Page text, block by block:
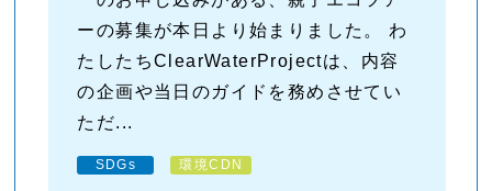
ーの募集が本日より始まりました。 わ
たしたちClearWaterProjectは、内容
の企画や当日のガイドを務めさせてい
ただ...
SDGs 環境CDN